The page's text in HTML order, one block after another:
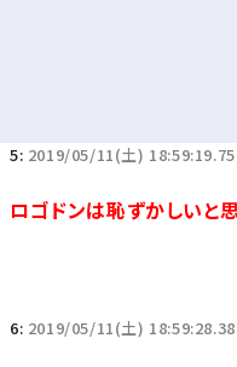
5: 2019/05/11(土)
ロゴドンは恥ずかしいと
6: 2019/05/11(土)